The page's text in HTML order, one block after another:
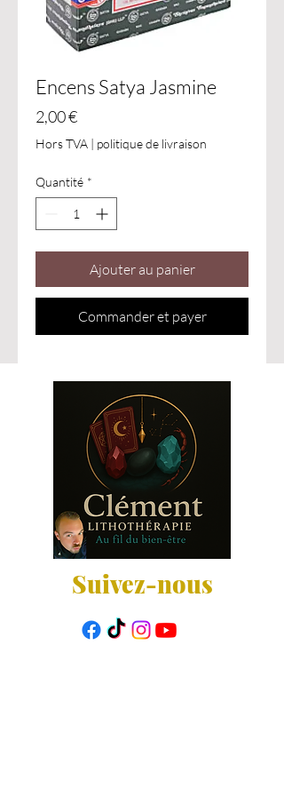
Encens Satya Jasmine
2,00 €Prix
Hors TVA | politique de livraison
Quantité *
Ajouter au panier
Commander et payer
Suivez-nous